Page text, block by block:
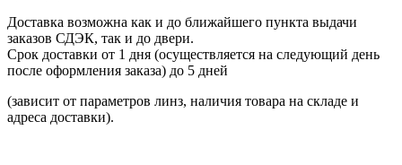
Доставка возможна как и до ближайшего пункта выдачи
заказов СДЭК, так и до двери.
Срок доставки от 1 дня (осуществляется на следующий день
после оформления заказа) до 5 дней
(зависит от параметров линз, наличия товара на складе и
адреса доставки).